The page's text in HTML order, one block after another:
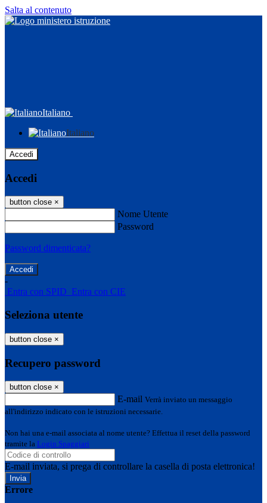
Salta al contenuto
Italiano
Italiano
Accedi
Accedi
button close ×
Nome Utente
Password
Password dimenticata?
-
Entra con SPID Entra con CIE
Seleziona utente
button close ×
Recupero password
button close ×
E-mail Verrà inviato un messaggio
all'indirizzo indicato con le istruzioni necessarie.
Non hai una e-mail associata al nome utente? Effettua il reset della password
tramite la Login Spaggiari
E-mail inviata, si prega di controllare la casella di posta elettronica!
Errore